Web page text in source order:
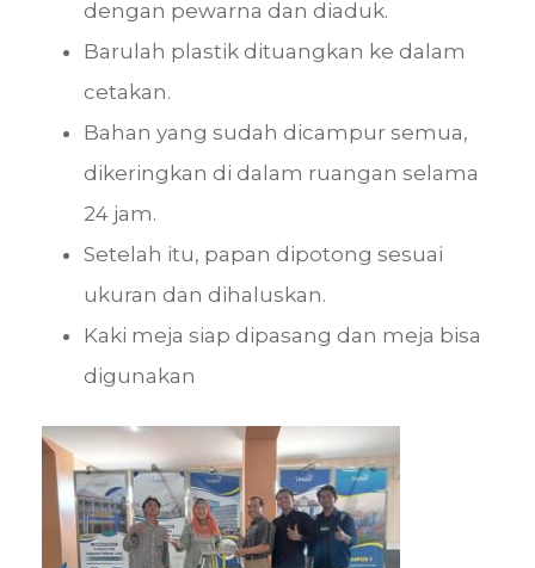
dengan pewarna dan diaduk.
Barulah plastik dituangkan ke dalam
cetakan.
Bahan yang sudah dicampur semua,
dikeringkan di dalam ruangan selama
24 jam.
Setelah itu, papan dipotong sesuai
ukuran dan dihaluskan.
Kaki meja siap dipasang dan meja bisa
digunakan